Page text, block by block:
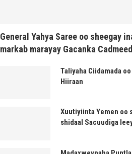
General Yahya Saree oo sheegay
markab marayay Gacanka Cadmeed
Taliyaha Ciidamada
Hiiraan
Xuutiyiinta Yemen oo
shidaal Sacuudiga